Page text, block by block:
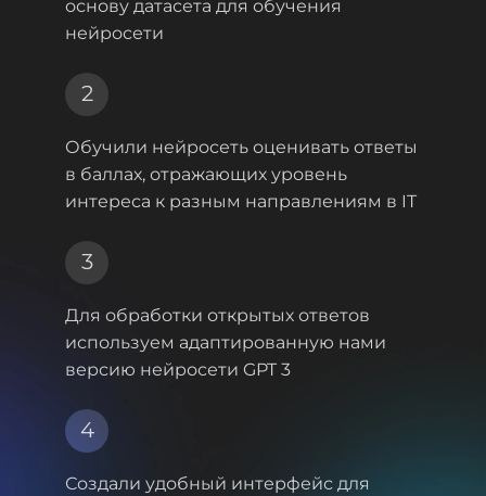
основу датасета для обучения
нейросети
2
Обучили нейросеть оценивать ответы
в баллах, отражающих уровень
интереса к разным направлениям в IT
3
Для обработки открытых ответов
используем адаптированную нами
версию нейросети GPT 3
4
Создали удобный интерфейс для